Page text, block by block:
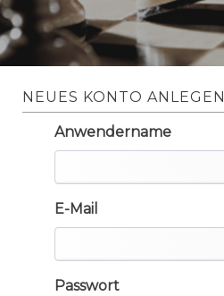
NEUES KONTO ANLEGEN
Anwendername
E-Mail
Passwort